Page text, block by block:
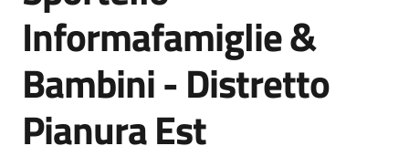
Centri
per
famiglie
Informafamiglie &
Bambini - Distretto
Pianura Est